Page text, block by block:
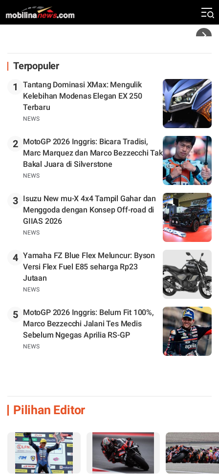
Mandalika
Terpopuler
1
Tantang Dominasi XMax: Mengulik
Kelebihan Modenas Elegan EX 250
Terbaru
NEWS
2
MotoGP 2026 Inggris: Bicara Tradisi,
Marc Marquez dan Marco Bezzecchi Tak
Bakal Juara di Silverstone
NEWS
3
Isuzu New mu-X 4x4 Tampil Gahar dan
Menggoda dengan Konsep Off-road di
GIIAS 2026
NEWS
4 Yamaha FZ Blue Flex Meluncur: Byson
Versi Flex Fuel E85 seharga Rp23
Jutaan
NEWS
5
MotoGP 2026 Inggris: Belum Fit 100%,
Marco Bezzecchi Jalani Tes Medis
Sebelum Ngegas Aprilia RS-GP
NEWS
Pilihan Editor